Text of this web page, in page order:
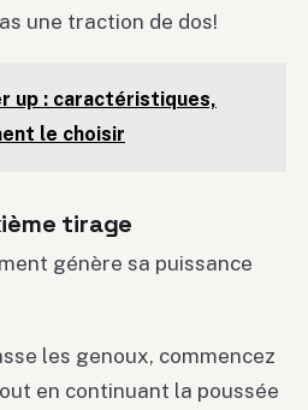
une traction de dos!
up : caractéristiques,
le choisir
tirage
génère sa puissance
les genoux, commencez
en continuant la poussée